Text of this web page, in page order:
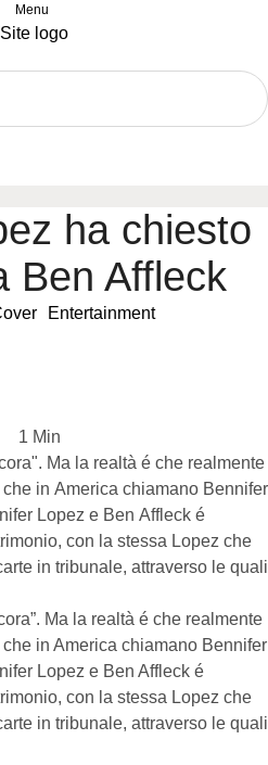
Menu
ha chiesto
Ben Affleck
Entertainment
1 Min
Ma la realtà é che realmente
in America chiamano Bennifer
Lopez e Ben Affleck é
con la stessa Lopez che
in tribunale, attraverso le quali
Ma la realtà é che realmente
in America chiamano Bennifer
Lopez e Ben Affleck é
con la stessa Lopez che
in tribunale, attraverso le quali